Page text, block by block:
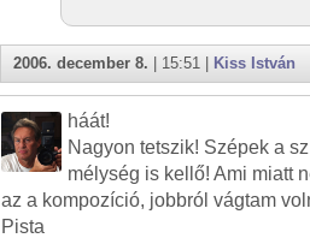
2006. december 8. | 15:51 | Kiss István
háát!
Nagyon tetszik! Szépek a
mélység is kellő! Ami miatt
az a kompozíció, jobbról vágtam
Pista